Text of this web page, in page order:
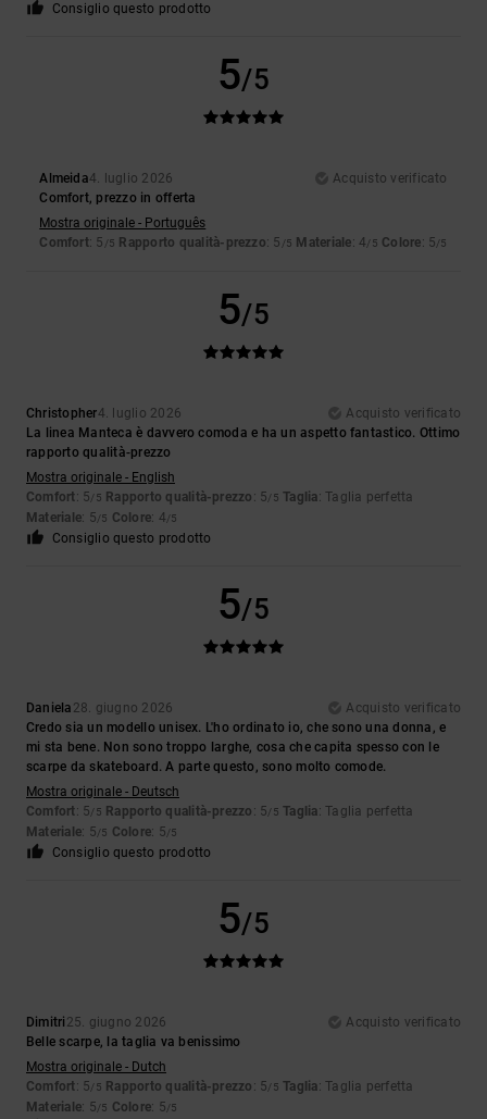
Consiglio questo prodotto
5/5
Almeida4. luglio 2026
Acquisto verificato
Comfort, prezzo in offerta
Mostra originale - Português
Comfort: 5 /5 Rapporto qualità-prezzo: 5 /5 Materiale: 4/5 Colore: 5/5
5/5
Christopher4. luglio 2026
Acquisto verificato
La linea Manteca è davvero comoda e ha un aspetto fantastico. Ottimo
rapporto qualità-prezzo
Mostra originale - English
Comfort: 5/5 Rapporto qualità-prezzo : 5/5 Taglia: Taglia perfetta
Materiale: 5/5 Colore: 4/5
Consiglio questo prodotto
5/5
Daniela 28. giugno 2026
Acquisto verificato
Credo sia un modello unisex. L'ho ordinato io, che sono una donna, e
mi sta bene. Non sono troppo larghe, cosa che capita spesso con le
scarpe da skateboard. A parte questo, sono molto comode.
Mostra originale - Deutsch
Comfort: 5/5 Rapporto qualità-prezzo : 5/5 Taglia: Taglia perfetta
Materiale: 5/5 Colore: 5/5
Consiglio questo prodotto
5/5
Dimitri 25. giugno 2026
Acquisto verificato
Belle scarpe, la taglia va benissimo
Mostra originale - Dutch
Comfort: 5/5 Rapporto qualità-prezzo : 5/5 Taglia: Taglia perfetta
Materiale: 5/5 Colore: 5/5